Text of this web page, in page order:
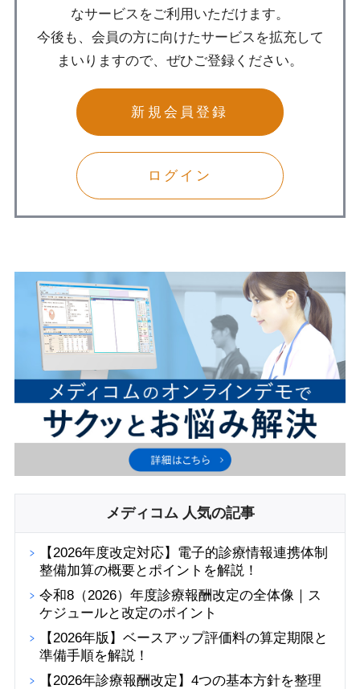
なサービスをご利用いただけます。
今後も、会員の方に向けたサービスを拡充して
まいりますので、ぜひご登録ください。
新規会員登録
ログイン
メディコム 人気の記事
【2026年度改定対応】電子的診療情報連携体制
整備加算の概要とポイントを解説！
令和8（2026）年度診療報酬改定の全体像｜ス
ケジュールと改定のポイント
【2026年版】ベースアップ評価料の算定期限と
準備手順を解説！
【2026年診療報酬改定】4つの基本方針を整理